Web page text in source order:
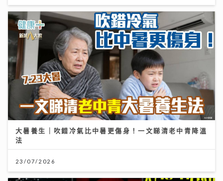
大暑養生｜吹錯冷氣比中暑更傷身！一文睇清老中青降溫
法
23/07/2026